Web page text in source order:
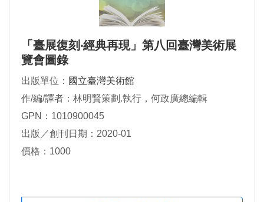
「臺展復刻‧經典再現」第八回臺灣美術展
覽會圖錄
出版單位： 國立臺灣美術館
作/編/譯者：林明賢策劃.執行，何政廣總編輯
GPN：1010900045
出版／創刊日期：2020-01
價格：1000